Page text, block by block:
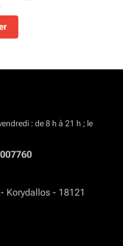
: de 8 h à 21 h ; le
Korydallos - 18121